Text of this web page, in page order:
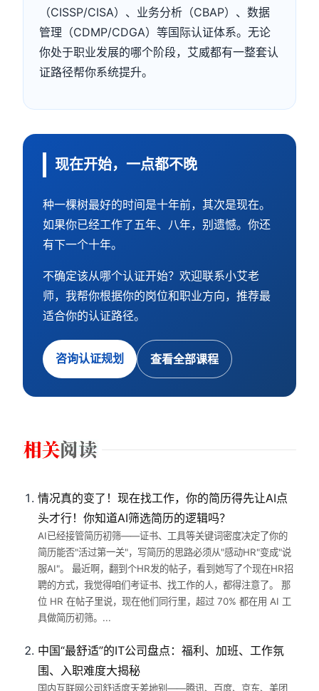
（CISSP/CISA）、业务分析（CBAP）、数据
管理（CDMP/CDGA）等国际认证体系。无论
你处于职业发展的哪个阶段，艾威都有一整套认
证路径帮你系统提升。
现在开始，一点都不晚
种一棵树最好的时间是十年前，其次是现在。
如果你已经工作了五年、八年，别遗憾。你还
有下一个十年。
不确定该从哪个认证开始？欢迎联系小艾老
师，我帮你根据你的岗位和职业方向，推荐最
适合你的认证路径。
咨询认证规划 查看全部课程
情况真的变了！现在找工作，你的简历得先让AI点
头才行！你知道AI筛选简历的逻辑吗？
AI已经接管简历初筛——证书、工具等关键词密度决定了你的
简历能否"活过第一关"，写简历的思路必须从"感动HR"变成"说
服AI"。 最近啊，翻到个HR发的帖子，看到她写了个现在HR招
聘的方式，我觉得咱们考证书、找工作的人，都得注意了。 那
位 HR 在帖子里说，现在他们同行里，超过 70% 都在用 AI 工
具做简历初筛。...
中国“最舒适”的IT公司盘点：福利、加班、工作氛
围、入职难度大揭秘
国内互联网公司舒适度天差地别——腾讯、百度、京东、美团